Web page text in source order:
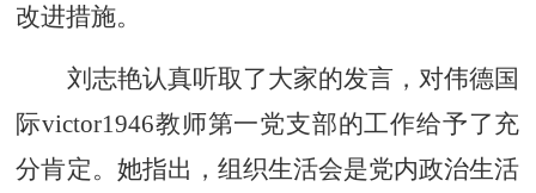
改进措施。
刘志艳认真听取了大家的发言，对伟德国
际victor1946教师第一党支部的工作给予了充
分肯定。她指出，组织生活会是党内政治生活